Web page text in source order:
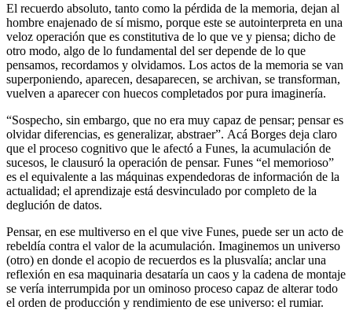
El recuerdo absoluto, tanto como la pérdida de la memoria, dejan al
hombre enajenado de sí mismo, porque este se autointerpreta en una
veloz operación que es constitutiva de lo que ve y piensa; dicho de
otro modo, algo de lo fundamental del ser depende de lo que
pensamos, recordamos y olvidamos. Los actos de la memoria se van
superponiendo, aparecen, desaparecen, se archivan, se transforman,
vuelven a aparecer con huecos completados por pura imaginería.
“Sospecho, sin embargo, que no era muy capaz de pensar; pensar es
olvidar diferencias, es generalizar, abstraer”. Acá Borges deja claro
que el proceso cognitivo que le afectó a Funes, la acumulación de
sucesos, le clausuró la operación de pensar. Funes “el memorioso”
es el equivalente a las máquinas expendedoras de información de la
actualidad; el aprendizaje está desvinculado por completo de la
deglución de datos.
Pensar, en ese multiverso en el que vive Funes, puede ser un acto de
rebeldía contra el valor de la acumulación. Imaginemos un universo
(otro) en donde el acopio de recuerdos es la plusvalía; anclar una
reflexión en esa maquinaria desataría un caos y la cadena de montaje
se vería interrumpida por un ominoso proceso capaz de alterar todo
el orden de producción y rendimiento de ese universo: el rumiar.